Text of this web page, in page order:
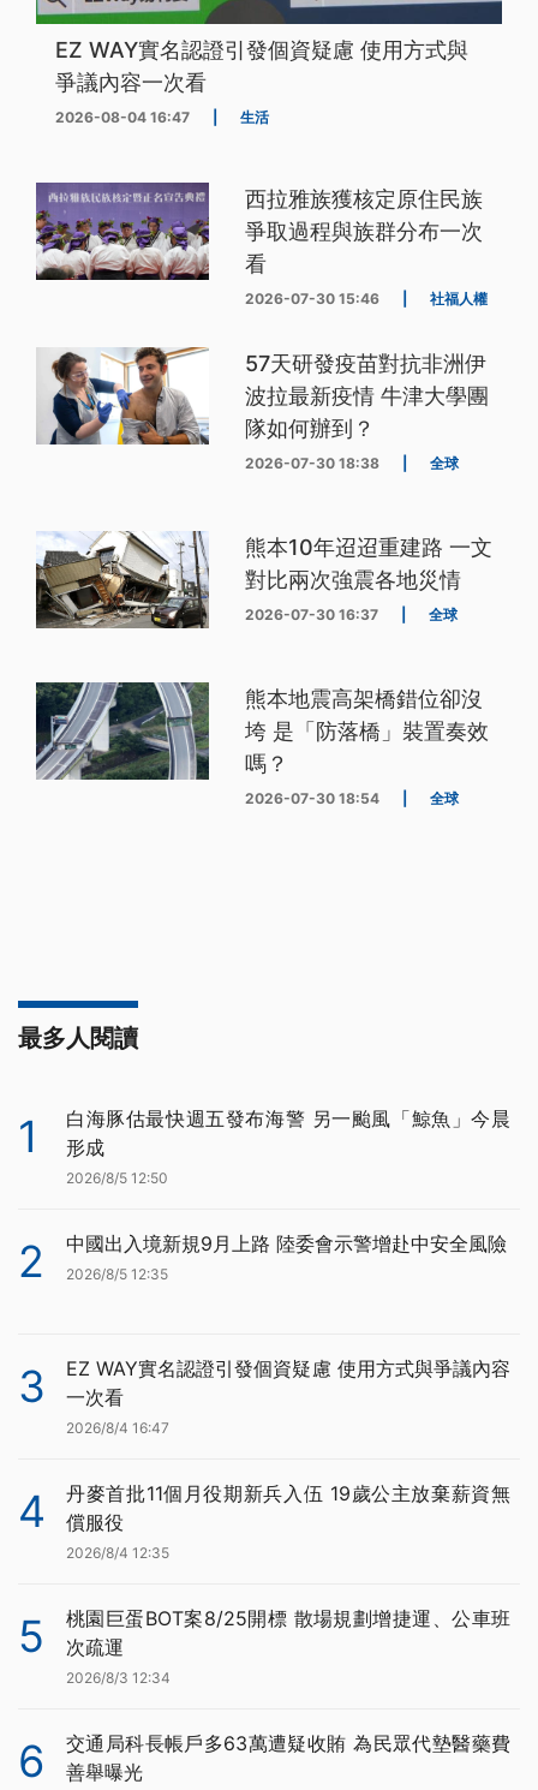
EZ WAY實名認證引發個資疑慮 使用方式與
爭議內容一次看
2026-08-04 16:47 生活
西拉雅族獲核定原住民族
爭取過程與族群分布一次
看
2026-07-30 15:46 社福人權
57天研發疫苗對抗非洲伊
波拉最新疫情 牛津大學團
隊如何辦到？
2026-07-30 18:38 全球
熊本10年迢迢重建路 一文
對比兩次強震各地災情
2026-07-30 16:37 全球
熊本地震高架橋錯位卻沒
垮 是「防落橋」裝置奏效
嗎？
2026-07-30 18:54 全球
最多人閱讀
1
白海豚估最快週五發布海警 另一颱風「鯨魚」今晨
形成
2026/8/5 12:50
2 中國出入境新規9月上路 陸委會示警增赴中安全風險
2026/8/5 12:35
3
EZ WAY實名認證引發個資疑慮 使用方式與爭議內容
一次看
2026/8/4 16:47
4
丹麥首批11個月役期新兵入伍 19歲公主放棄薪資無
償服役
2026/8/4 12:35
5
桃園巨蛋BOT案8/25開標 散場規劃增捷運、公車班
次疏運
2026/8/3 12:34
6
交通局科長帳戶多63萬遭疑收賄 為民眾代墊醫藥費
善舉曝光